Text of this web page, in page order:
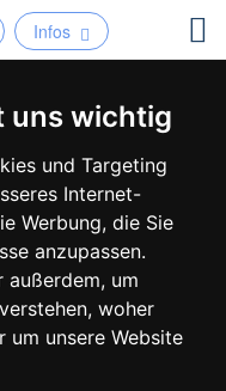
uns wichtig
und Targeting
Internet-
Werbung, die Sie
anzupassen.
außerdem, um
woher
um unsere Website
Infos